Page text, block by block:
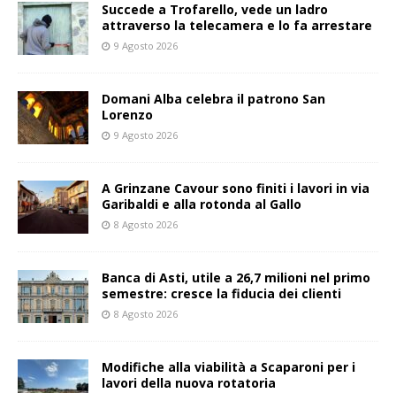
Succede a Trofarello, vede un ladro
attraverso la telecamera e lo fa arrestare
9 Agosto 2026
Domani Alba celebra il patrono San
Lorenzo
9 Agosto 2026
A Grinzane Cavour sono finiti i lavori in via
Garibaldi e alla rotonda al Gallo
8 Agosto 2026
Banca di Asti, utile a 26,7 milioni nel primo
semestre: cresce la fiducia dei clienti
8 Agosto 2026
Modifiche alla viabilità a Scaparoni per i
lavori della nuova rotatoria